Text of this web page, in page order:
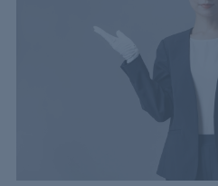
ブランドの洋服
ブランディアの高額査定